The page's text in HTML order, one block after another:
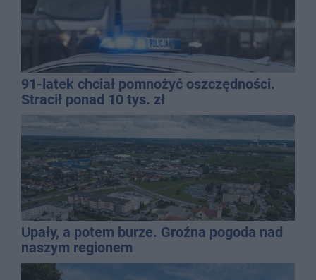
91-latek chciał pomnożyć oszczędności.
Stracił ponad 10 tys. zł
Upały, a potem burze. Groźna pogoda nad
naszym regionem